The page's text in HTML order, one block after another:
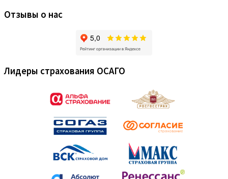
Отзывы о нас
Лидеры страхования ОСАГО